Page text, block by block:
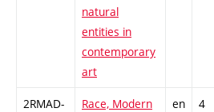
natural
entities in
contemporary
art
2RMAD-
Race, Modern
en 4